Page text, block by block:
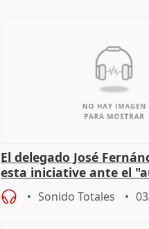
El delegado José
esta iniciative ante el
personas sin hogar en
Sonido Totales